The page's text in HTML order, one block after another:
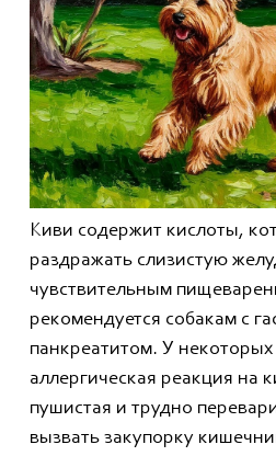
Киви содержит кислоты,
раздражать слизистую
чувствительным
рекомендуется собакам с
панкреатитом. У
аллергическая реакция на
пушистая и трудно
вызвать закупорку